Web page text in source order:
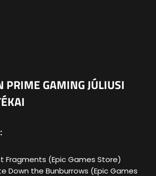
PRIME GAMING JÚLIUSI
Fragments (Epic Games Store)
Down the Bunburrows (Epic Games